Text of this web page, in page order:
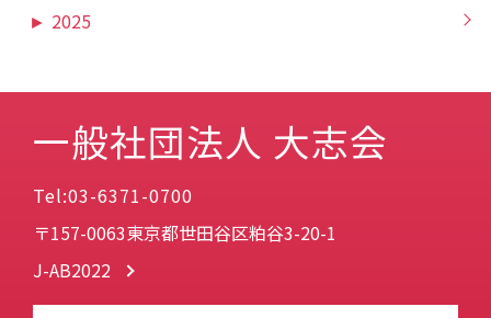
► 2025
一般社団法人 大志会
Tel:03-6371-0700
〒157-0063東京都世田谷区粕谷3-20-1
J-AB2022